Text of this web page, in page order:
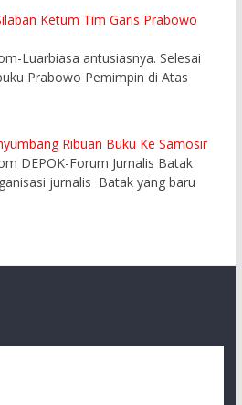
Ketum Tim Garis Prabowo
Luarbiasa antusiasnya. Selesai
Prabowo Pemimpin di Atas
Ribuan Buku Ke Samosir
DEPOK-Forum Jurnalis Batak
jurnalis Batak yang baru